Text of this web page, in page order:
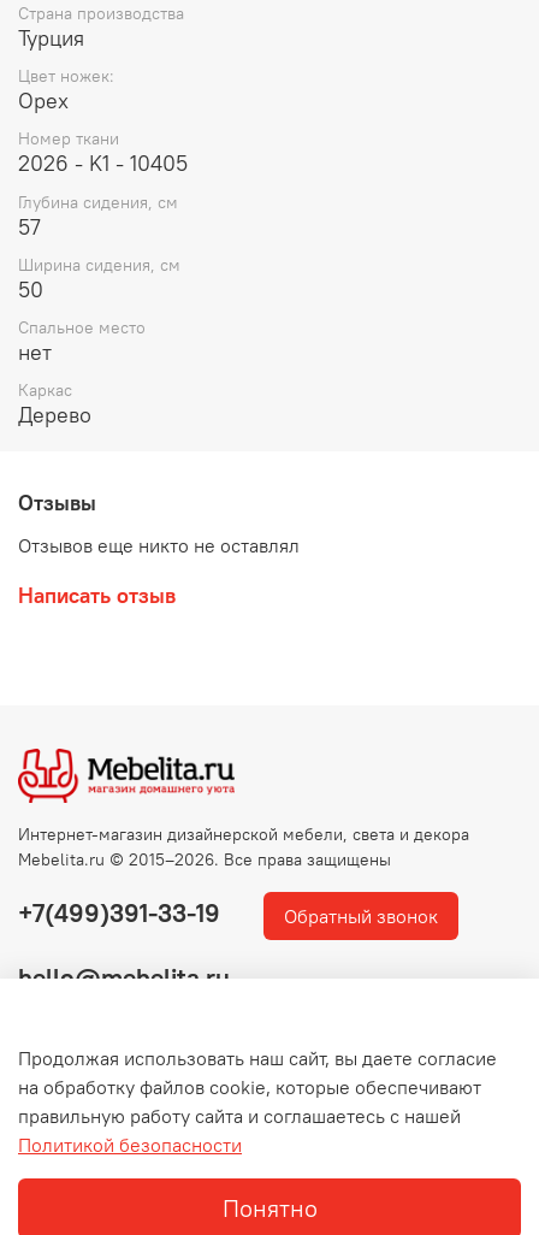
Страна производства
Турция
Цвет ножек:
Орех
Номер ткани
2026 - K1 - 10405
Глубина сидения, см
57
Ширина сидения, см
50
Спальное место
нет
Каркас
Дерево
Отзывы
Отзывов еще никто не оставлял
Написать отзыв
+7(499)391-33-19 Обратный звонок
hello@mebelita.ru
Интернет-магазин дизайнерской мебели, света и декора
Mebelita.ru © 2015–2026. Все права защищены
Продолжая использовать наш сайт, вы даете согласие
на обработку файлов cookie, которые обеспечивают
правильную работу сайта и соглашаетесь с нашей
Политикой безопасности
Понятно